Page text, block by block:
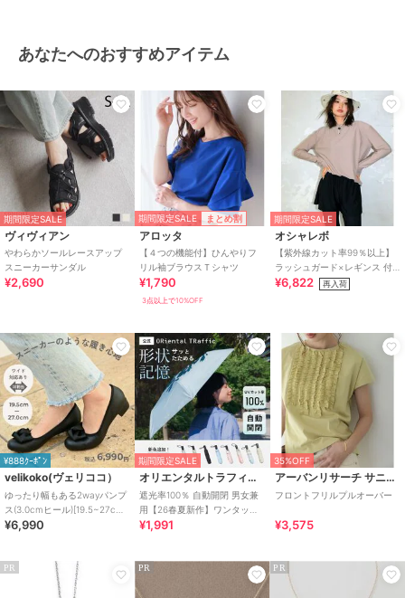
あなたへのおすすめアイテム
期間限定SALE
ヴィヴィアン
やわらかソールレースアップ
スニーカーサンダル
¥2,690
期間限定SALE まとめ割
アロッタ
【４つの機能付】ひんやりフ
リル袖ブラウスＴシャツ
¥1,790
3点以上で10%OFF
期間限定SALE
オシャレボ
【紫外線カット率99％以上】
ラッシュガード×レギンス 付
き タンキニ
¥6,822 再入荷
¥888ｸｰﾎﾟﾝ
velikoko(ヴェリココ）
ゆったり幅もある2wayパンプ
ス(3.0cmヒール)[19.5~27cm]
ラクチンきれいシューズ
¥6,990
期間限定SALE
オリエンタルトラフィック
遮光率100％ 自動開閉 男女兼
用【26春夏新作】ワンタッチ
晴雨兼用 折りたたみ傘 /G-
¥1,991
35%OFF
アーバンリサーチ サニーレーベル
フロントフリルプルオーバー
¥3,575
PR PR PR